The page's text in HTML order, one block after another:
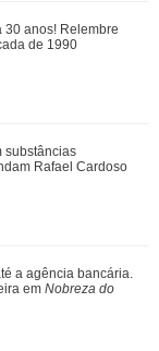
quem já fez parte
após críticas ao
proximidade com
30 anos! Relembre
de 1990
substâncias
Rafael Cardoso
a agência bancária.
em Nobreza do